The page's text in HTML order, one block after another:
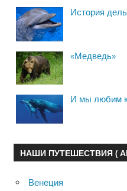
История
«Медведь»
И мы любим
НАШИ ПУТЕШЕСТВИЯ (
Венеция